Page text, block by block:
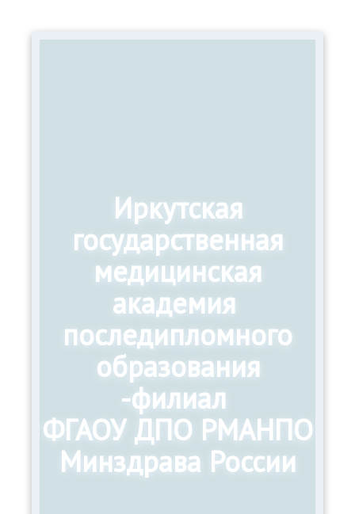
Иркутская
государственная
медицинская
академия
последипломного
образования
-филиал
ФГАОУ ДПО РМАНПО
Минздрава России